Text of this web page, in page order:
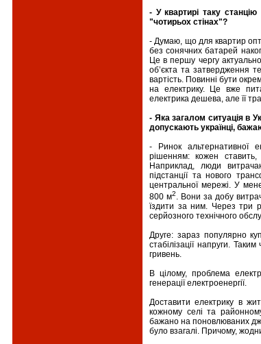
- У квартирі таку
"чотирьох стінах"?
- Думаю, що для квартир
без сонячних батарей
Це в першу чергу
об’єкта та затвердження
вартість. Повинні бути
на електрику. Це вже
електрика дешева, але її
- Яка загалом ситуація в
допускають українці,
- Ринок альтернативної
рішенням: кожен
Наприклад, люди
підстанції та нового
центральної мережі. У
800 м2
. Вони за добу
їздити за ним. Через три
серйозного технічного
Друге: зараз популярно
стабілізації напруги.
гривень.
В цілому, проблема
генерації електроенергії.
Доставити електрику в
кожному селі та
бажано на поновлюваних
було взагалі. Причому,